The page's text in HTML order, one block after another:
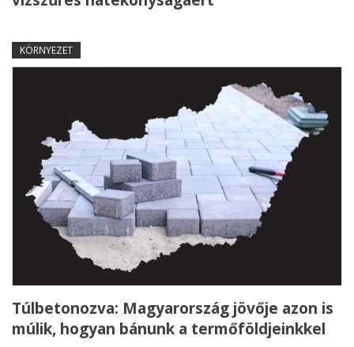
KÖRNYEZET
Túlbetonozva: Magyarország jövője azon is
múlik, hogyan bánunk a termőföldjeinkkel